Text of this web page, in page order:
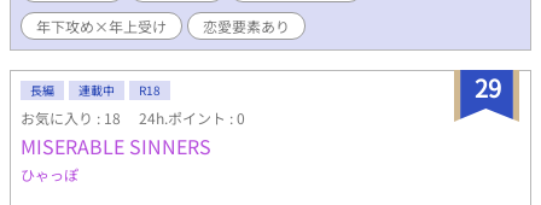
年下攻め×年上受け
恋愛要素あり
29
長編 連載中 R18
お気に入り : 18 24h.ポイント : 0
MISERABLE SINNERS
ひゃっぽ